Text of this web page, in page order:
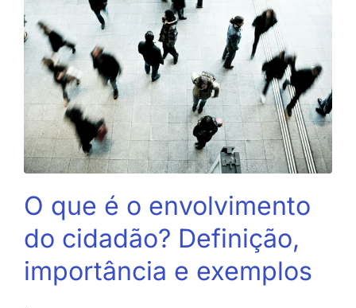
O que é o envolvimento
do cidadão? Definição,
importância e exemplos